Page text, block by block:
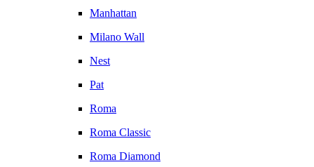
Manhattan
Milano Wall
Nest
Pat
Roma
Roma Classic
Roma Diamond